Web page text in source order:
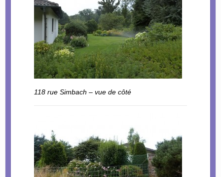
118 rue Simbach – vue de côté